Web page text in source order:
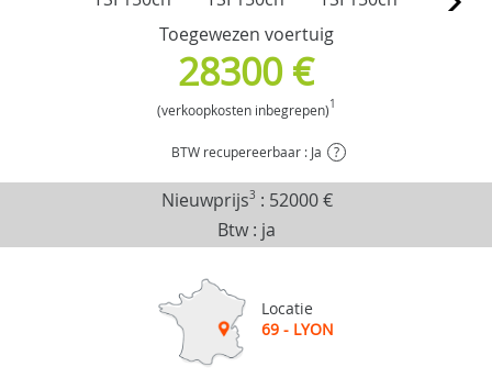
Toegewezen voertuig
28300 €
(verkoopkosten inbegrepen)1
BTW recupereerbaar : Ja ?
Nieuwprijs3 : 52000 €
Btw : ja
Locatie
69 - LYON